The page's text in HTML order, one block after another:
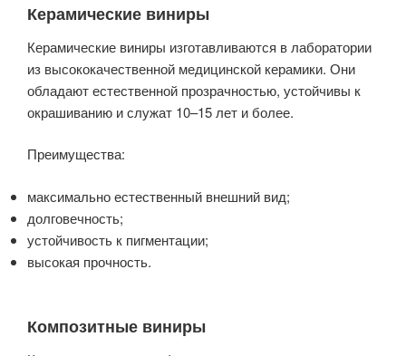
Керамические виниры
Керамические виниры изготавливаются в лаборатории
из высококачественной медицинской керамики. Они
обладают естественной прозрачностью, устойчивы к
окрашиванию и служат 10–15 лет и более.
Преимущества:
максимально естественный внешний вид;
долговечность;
устойчивость к пигментации;
высокая прочность.
Композитные виниры